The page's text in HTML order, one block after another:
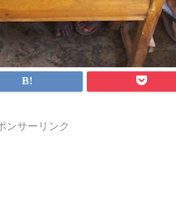
ンサーリンク